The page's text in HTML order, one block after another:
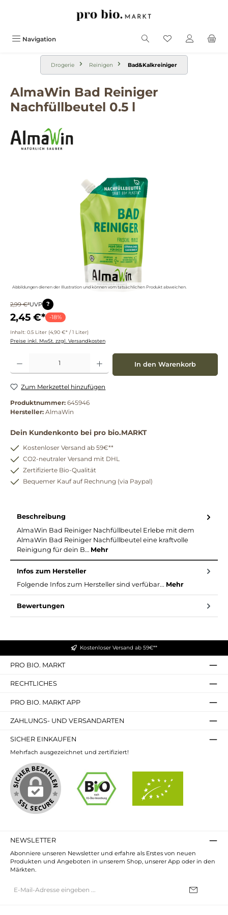
Navigation
Drogerie Reinigen Bad&Kalkreiniger
AlmaWin Bad Reiniger
Nachfüllbeutel 0.5 l
Bildergalerie überspringen
Abbildungen dienen der Illustration und können vom tatsächlichen Produkt abweichen.
2,99 €*UVP ?
2,45 €* -18%
Inhalt: 0.5 Liter (4,90 €* / 1 Liter)
Preise inkl. MwSt. zzgl. Versandkosten
Produkt Anzahl: Gib den gewünschten Wert ein oder benutze die Schaltflächen um
In den Warenkorb
Zum Merkzettel hinzufügen
Produktnummer: 645946
Hersteller: AlmaWin
Dein Kundenkonto bei pro bio.MARKT
Kostenloser Versand ab 59€**
CO2-neutraler Versand mit DHL
Zertifizierte Bio-Qualität
Bequemer Kauf auf Rechnung (via Paypal)
Beschreibung
AlmaWin Bad Reiniger Nachfüllbeutel Erlebe mit dem
AlmaWin Bad Reiniger Nachfüllbeutel eine kraftvolle
Reinigung für dein B… Mehr
Infos zum Hersteller
Folgende Infos zum Hersteller sind verfübar... Mehr
Bewertungen
Kostenloser Versand ab 59€**
PRO BIO. MARKT
RECHTLICHES
PRO BIO. MARKT APP
ZAHLUNGS- UND VERSANDARTEN
SICHER EINKAUFEN
Mehrfach ausgezeichnet und zertifiziert!
NEWSLETTER
Abonniere unseren Newsletter und erfahre als Erstes von neuen
Produkten und Angeboten in unserem Shop, unserer App oder in den
Märkten.
Mail-